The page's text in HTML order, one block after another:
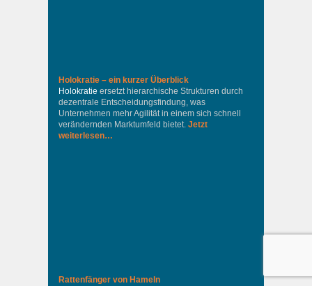
Holokratie – ein kurzer Überblick
Holokratie ersetzt hierarchische Strukturen durch
dezentrale Entscheidungsfindung, was
Unternehmen mehr Agilität in einem sich schnell
verändernden Marktumfeld bietet. Jetzt
weiterlesen…
Rattenfänger von Hameln